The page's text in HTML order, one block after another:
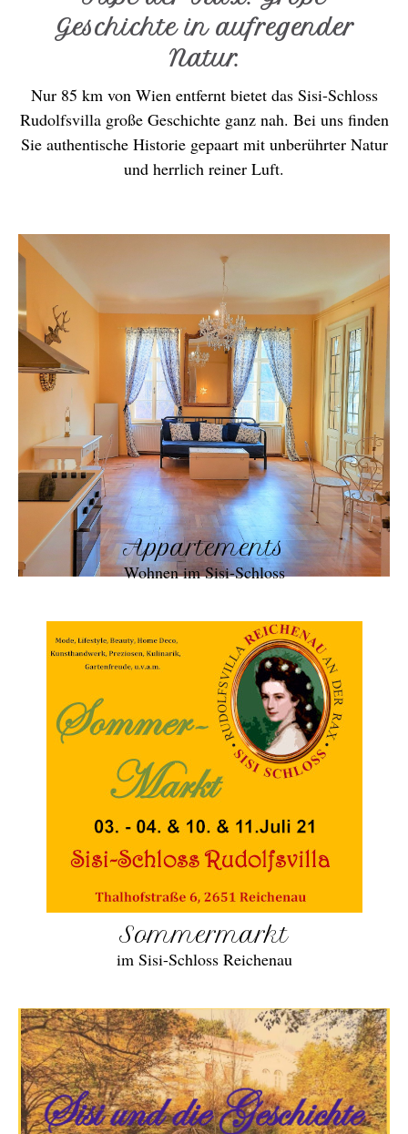
Geschichte in aufregender
Natur.
Nur 85 km von Wien entfernt bietet das Sisi-Schloss
Rudolfsvilla große Geschichte ganz nah. Bei uns finden
Sie authentische Historie gepaart mit unberührter Natur
und herrlich reiner Luft.
Appartements
Wohnen im Sisi-Schloss
Sommermarkt
im Sisi-Schloss Reichenau